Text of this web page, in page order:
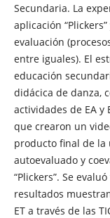
Secundaria. La
aplicación
evaluación
entre iguales). El
educación
didácica de danza,
actividades de EA y
que crearon un
producto final de la
autoevaluado y
“Plickers”. Se
resultados
ET a través de las